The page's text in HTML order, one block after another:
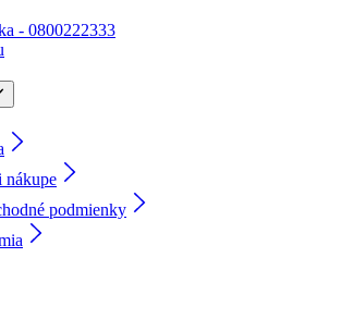
- 0800222333
nákupe
podmienky